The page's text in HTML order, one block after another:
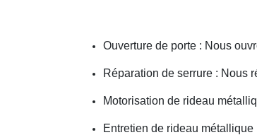
Ouverture de porte : Nous
Réparation de serrure : Nous
Motorisation de rideau
Entretien de rideau